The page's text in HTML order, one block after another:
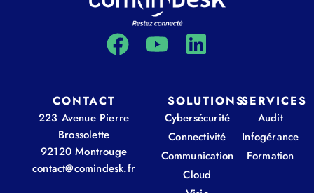
CONTACT
223 Avenue Pierre
Brossolette
92120 Montrouge
contact@comindesk.fr
SOLUTIONS
Cybersécurité
Connectivité
Communication
Cloud
SERVICES
Audit
Infogérance
Formation